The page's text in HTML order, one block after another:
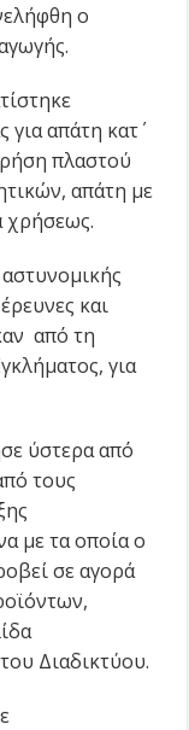
ο
απάτη κατ΄
πλαστού
απάτη με
χρήσεως.
και
από τη
για
ύστερα από
τους
με τα οποία ο
σε αγορά
Διαδικτύου.